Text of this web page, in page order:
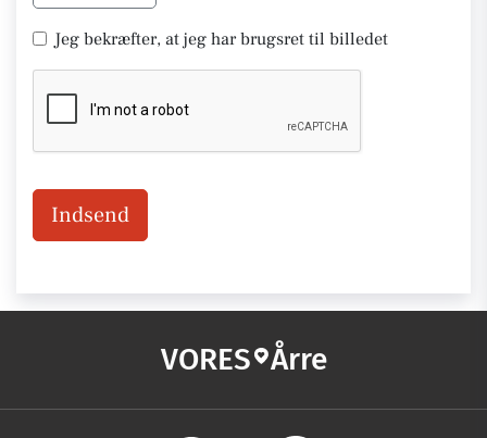
Jeg bekræfter, at jeg har brugsret til billedet
Indsend
VORES Årre